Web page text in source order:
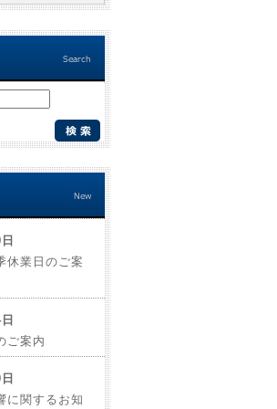
休業日のご案
ご案内
に関するお知